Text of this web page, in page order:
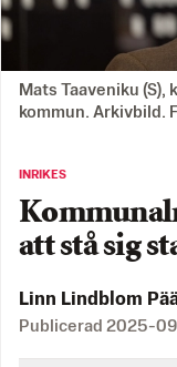
Mats Taaveniku
kommun. Arkivbild.
INRIKES
att stå sig
Linn Lindblom
Publicerad 2025-